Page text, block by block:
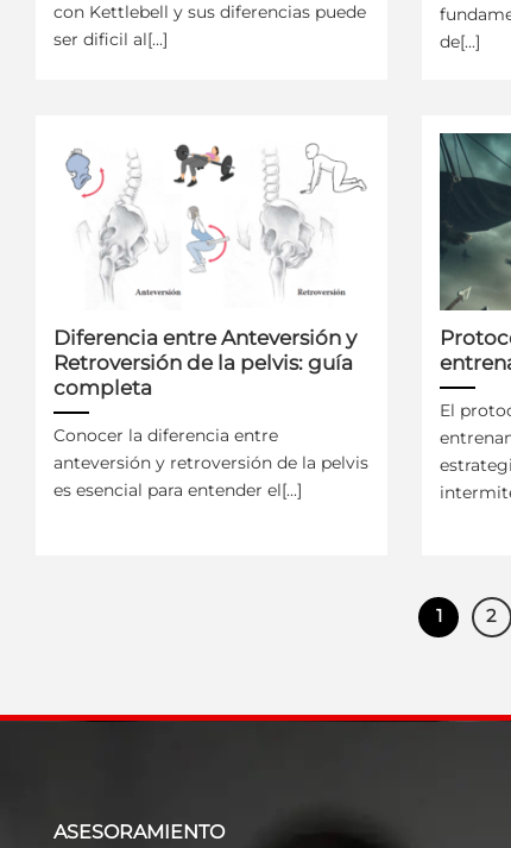
con Kettlebell y sus diferencias puede
ser dificil al[...]
de[...]
Diferencia entre Anteversión y
Retroversión de la pelvis: guía
completa
Conocer la diferencia entre
anteversión y retroversión de la pelvis
es esencial para entender el[...]
El
1 2
ASESORAMIENTO